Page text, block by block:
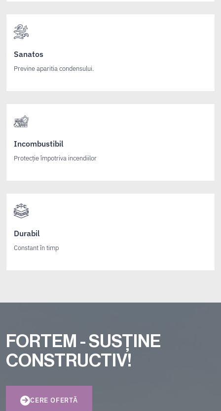
Sanatos
Previne aparitia condensului.
Incombustibil
Protecție împotriva incendiilor
Durabil
Constant în timp
FORTEM - SUSȚINE
CONSTRUCTIV!
CERE OFERTĂ